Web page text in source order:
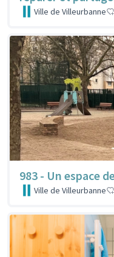
Ville de Villeurbanne
983 - Un espace
Ville de Villeurbanne